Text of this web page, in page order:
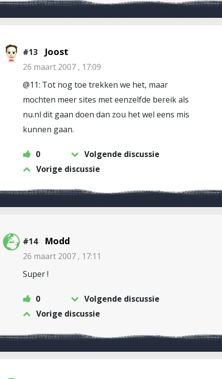
#13 Joost
26 maart 2007 , 17:09
@11: Tot nog toe trekken we het, maar
mochten meer sites met eenzelfde bereik als
nu.nl dit gaan doen dan zou het wel eens mis
kunnen gaan.
0
Volgende discussie
Vorige discussie
#14 Modd
26 maart 2007 , 17:11
Super !
0
Volgende discussie
Vorige discussie